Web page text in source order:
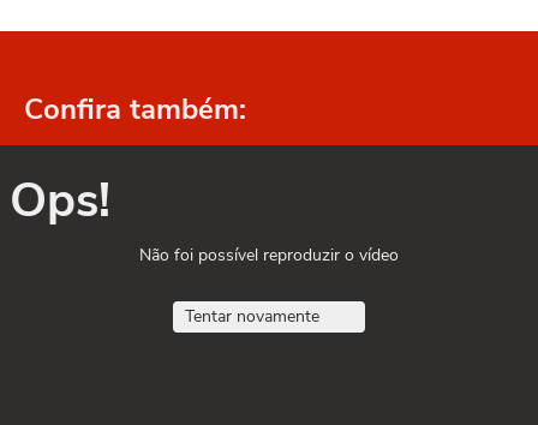
Confira também:
Ops!
Não foi possível reproduzir o vídeo
Tentar novamente